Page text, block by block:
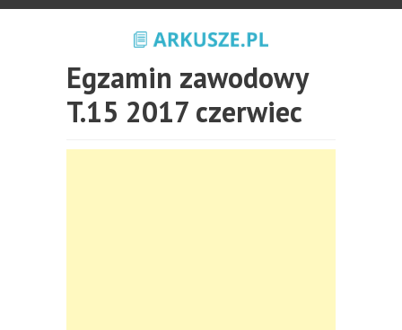
Egzamin zawodowy
T.15 2017 czerwiec